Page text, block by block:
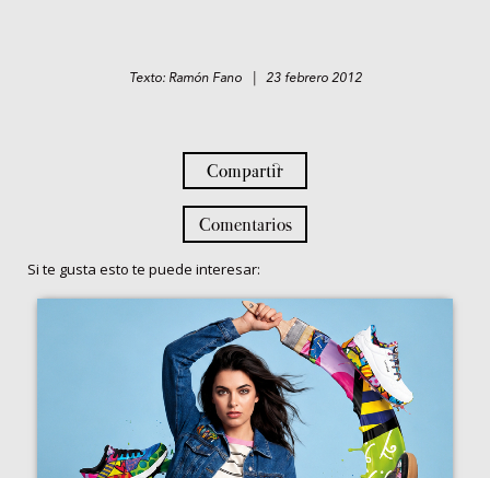
Texto: Ramón Fano | 23 febrero 2012
Compartir
Comentarios
Si te gusta esto te puede interesar: